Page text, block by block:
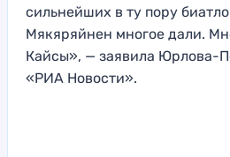
сильнейших в ту пору
Мякяряйнен многое дали.
Кайсы», — заявила Юрлова-
«РИА Новости».